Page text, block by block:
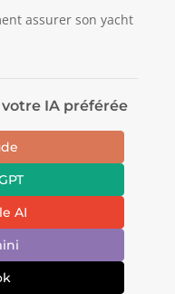
assurer son yacht
IA préférée
AI